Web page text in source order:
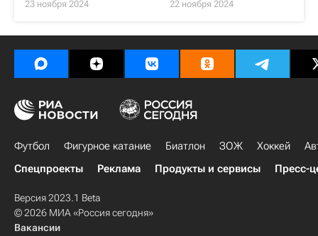
23 ноября 2024 22 ноября 2024
Футбол Фигурное катание Биатлон ЗОЖ Хоккей
Спецпроекты
Реклама Продукты и сервисы Пресс-
Версия 2023.1 Beta
© 2026 МИА «Россия сегодня»
Вакансии